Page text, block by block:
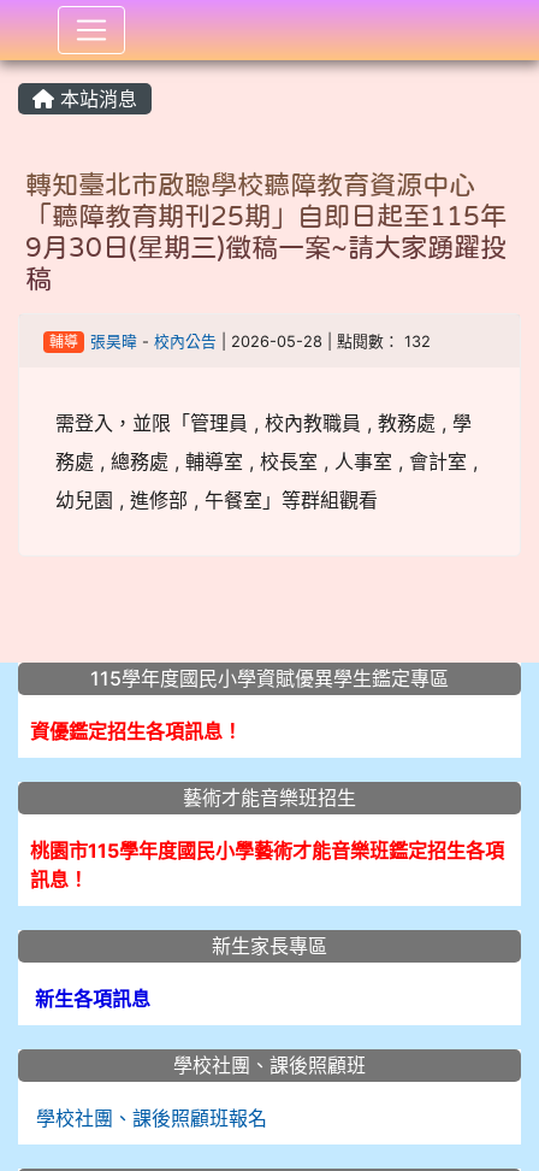
:::
本站消息
轉知臺北市啟聰學校聽障教育資源中心
「聽障教育期刊25期」自即日起至115年
9月30日(星期三)徵稿一案~請大家踴躍投
稿
輔導 張昊暐- 校內公告 | 2026-05-28 | 點閱數： 132
需登入，並限「管理員 , 校內教職員 , 教務處 , 學
務處 , 總務處 , 輔導室 , 校長室 , 人事室 , 會計室 ,
幼兒園 , 進修部 , 午餐室」等群組觀看
::: 115學年度國民小學資賦優異學生鑑定專區
資優鑑定招生各項訊息！
藝術才能音樂班招生
桃園市115學年度國民小學藝術才能音樂班鑑定招生各項
訊息！
新生家長專區
新生各項訊息
學校社團、課後照顧班
學校社團、課後照顧班報名